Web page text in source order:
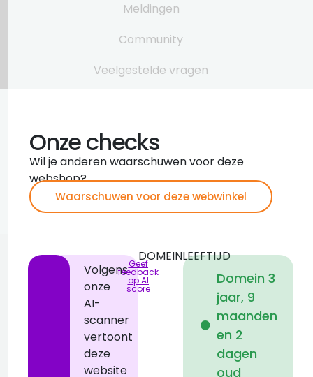
Meldingen
Community
Veelgestelde vragen
Onze checks
Wil je anderen waarschuwen voor deze
webshop?
Waarschuwen voor deze webwinkel
Volgens
onze
AI-
scanner
vertoont
deze
website
Geef
feedback
op AI
score
DOMEINLEEFTIJD
Domein 3
jaar, 9
maanden
en 2
dagen
oud